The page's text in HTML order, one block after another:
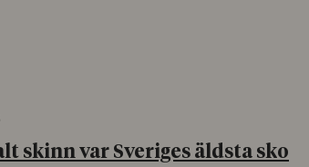
skinn var Sveriges äldsta sko